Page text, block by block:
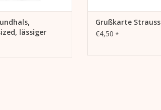
lässiger
Grußkarte Strauss
€4,50 *